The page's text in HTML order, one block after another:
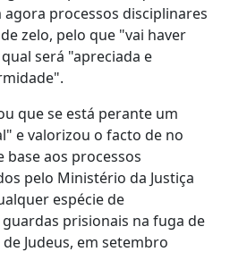
processos disciplinares
zelo, pelo que "vai haver
será "apreciada e
que se está perante um
e valorizou o facto de no
aos processos
pelo Ministério da Justiça
espécie de
prisionais na fuga de
Judeus, em setembro